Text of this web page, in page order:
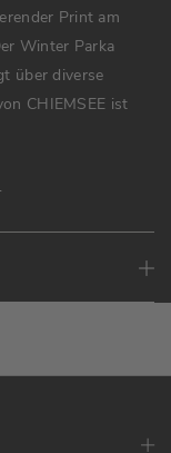
Print am
Winter Parka
über diverse
CHIEMSEE ist